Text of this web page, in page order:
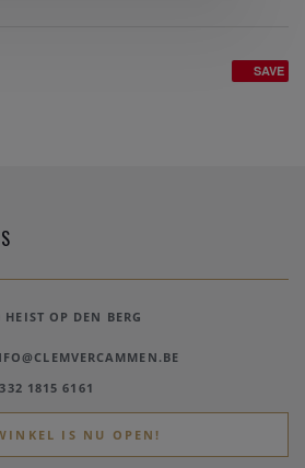
SAVE
OP DEN BERG
1815 6161
IS NU OPEN!